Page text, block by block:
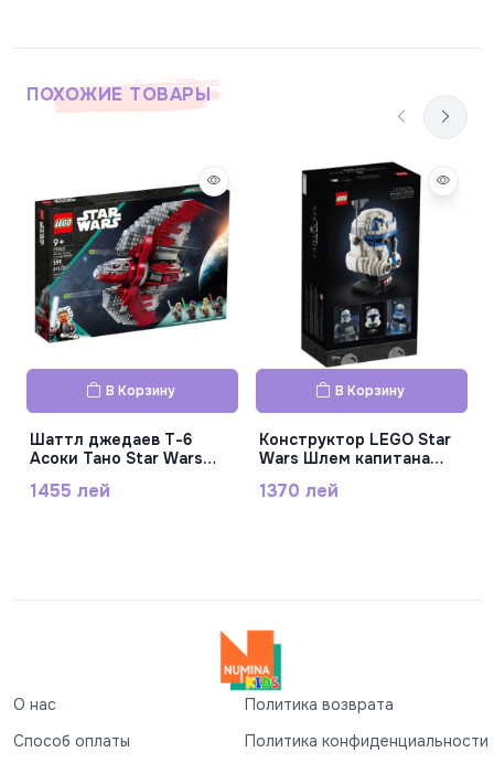
ПОХОЖИЕ ТОВАРЫ
В Корзину
Шаттл джедаев T-6
Асоки Тано Star Wars
1455 лей
В Корзину
Конструктор LEGO Star
Wars Шлем капитана
1370 лей
О нас
Политика возврата
Способ оплаты
Политика конфиденциальности